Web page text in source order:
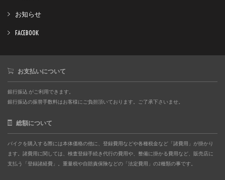
お知らせ
FACEBOOK
お支払いについて
銀行振込 がご利用できます。
銀行振込の振替手数料はお客様にご負担頂いております。ご了承下さいませ。
総額について
バイクを購入する際には本体価格の他に、登録費用などや各種税金など「諸費用」が掛かり
ます。諸費用に関しては、検査登録手続き代行の費用や、整備に掛かる費用など、販売店に
支払う「登録諸経費」。重量税や自賠責保険などの「法定費用」の2種類の事です。